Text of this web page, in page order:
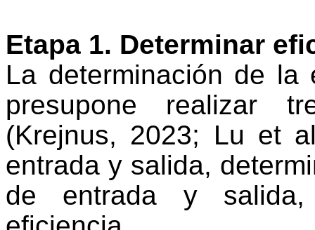
Etapa 1. Determinar
La determinación de la
presupone realizar
(Krejnus, 2023;
Lu et
entrada y salida,
de entrada y